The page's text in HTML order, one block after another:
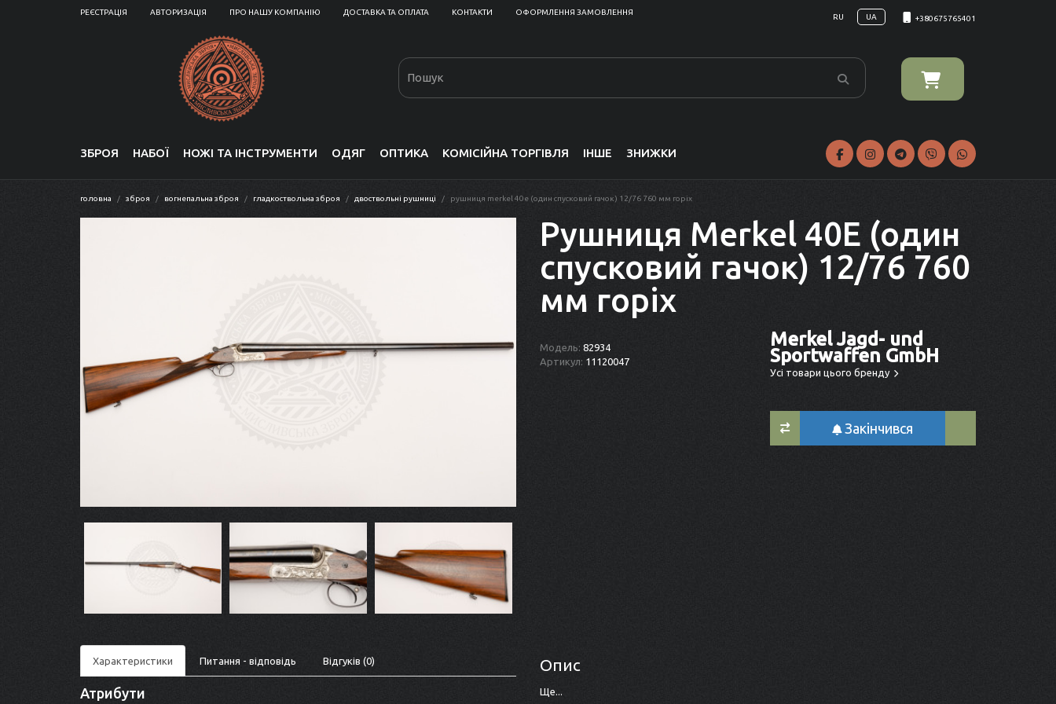
РЕЄСТРАЦІЯ АВТОРИЗАЦІЯ ПРО НАШУ КОМПАНІЮ ДОСТАВКА ТА ОПЛАТА КОНТАКТИ ОФОРМЛЕННЯ ЗАМОВЛЕННЯ
RU UA +380675765401
ЗБРОЯ НАБОЇ НОЖІ ТА ІНСТРУМЕНТИ ОДЯГ ОПТИКА КОМІСІЙНА ТОРГІВЛЯ ІНШЕ ЗНИЖКИ
головна зброя вогнепальна зброя гладкоствольна зброя двоствольні рушниці рушниця merkel 40e (один спусковий гачок) 12/76 760 мм горіх
Рушниця Merkel 40E (один
спусковий гачок) 12/76 760
мм горіх
Модель: 82934
Артикул: 11120047
Merkel Jagd- und
Sportwaffen GmbH
Усі товари цього бренду
Закінчився
Характеристики Питання - відповідь Відгуків (0)
Атрибути
Опис
Ще...